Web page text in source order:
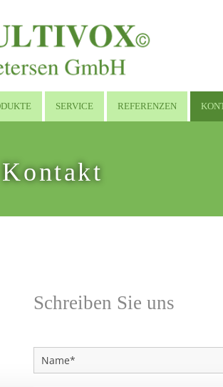
SERVICE REFERENZEN
Kontakt
Schreiben Sie uns